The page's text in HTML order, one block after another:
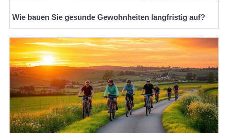
Wie bauen Sie gesunde Gewohnheiten langfristig auf?